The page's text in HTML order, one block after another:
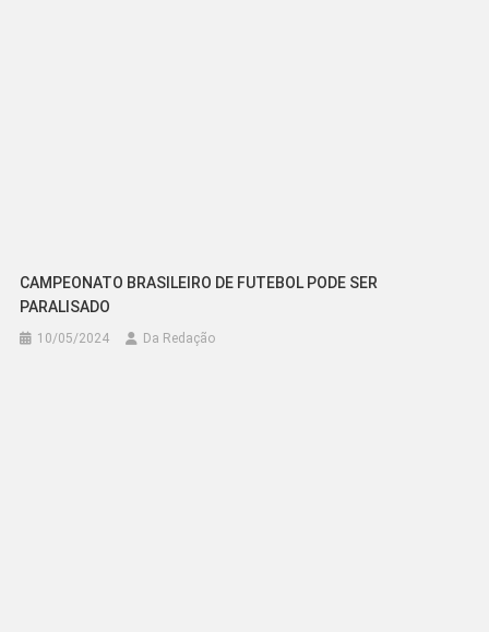
CAMPEONATO BRASILEIRO DE FUTEBOL PODE SER
PARALISADO
10/05/2024 Da Redação